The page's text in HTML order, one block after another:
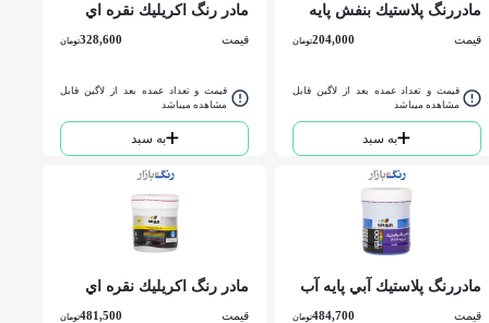
مادررنگ پلاستيك بنفش پايه
قیمت 204,000تومان
قیمت و تعداد عمده بعد از لاگین قابل
مشاهده میباشد
به سبد
مادر رنگ اكريليك نقره اي
قیمت 328,600تومان
قیمت و تعداد عمده بعد از لاگین قابل
مشاهده میباشد
به سبد
مادررنگ پلاستيك آبي پايه آب
قیمت 484,700تومان
مادر رنگ اكريليك نقره اي
قیمت 481,500تومان